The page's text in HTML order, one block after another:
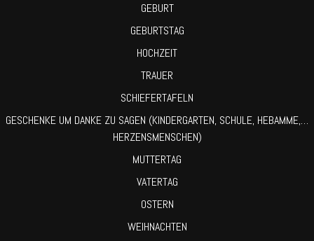
GEBURT
GEBURTSTAG
HOCHZEIT
TRAUER
SCHIEFERTAFELN
GESCHENKE UM DANKE ZU SAGEN (KINDERGARTEN, SCHULE, HEBAMME,…
HERZENSMENSCHEN)
MUTTERTAG
VATERTAG
OSTERN
WEIHNACHTEN